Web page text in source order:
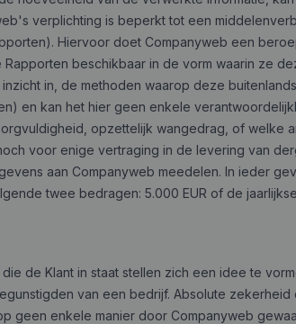
verplichting is beperkt tot een
Hiervoor doet Companyweb een
beschikbaar in de vorm waarin ze
in, de methoden waarop deze
en kan het hier geen enkele
opzettelijk wangedrag, of welke
voor enige vertraging in de levering van
aan Companyweb meedelen. In ieder
twee bedragen: 5.000 EUR of de
de Klant in staat stellen zich een idee te
van een bedrijf. Absolute zekerheid
geen enkele manier door Companyweb